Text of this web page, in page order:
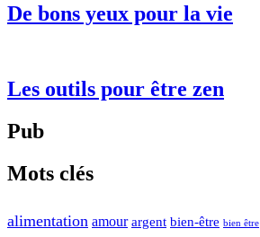
De bons yeux pour la vie
Les outils pour être zen
Pub
Mots clés
alimentation amour argent bien-être bien être